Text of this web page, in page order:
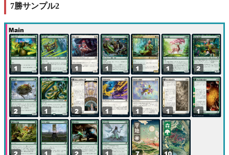
7勝サンプル2